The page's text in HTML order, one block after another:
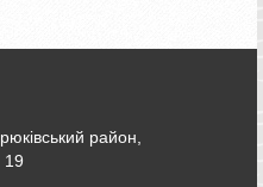
район,
19